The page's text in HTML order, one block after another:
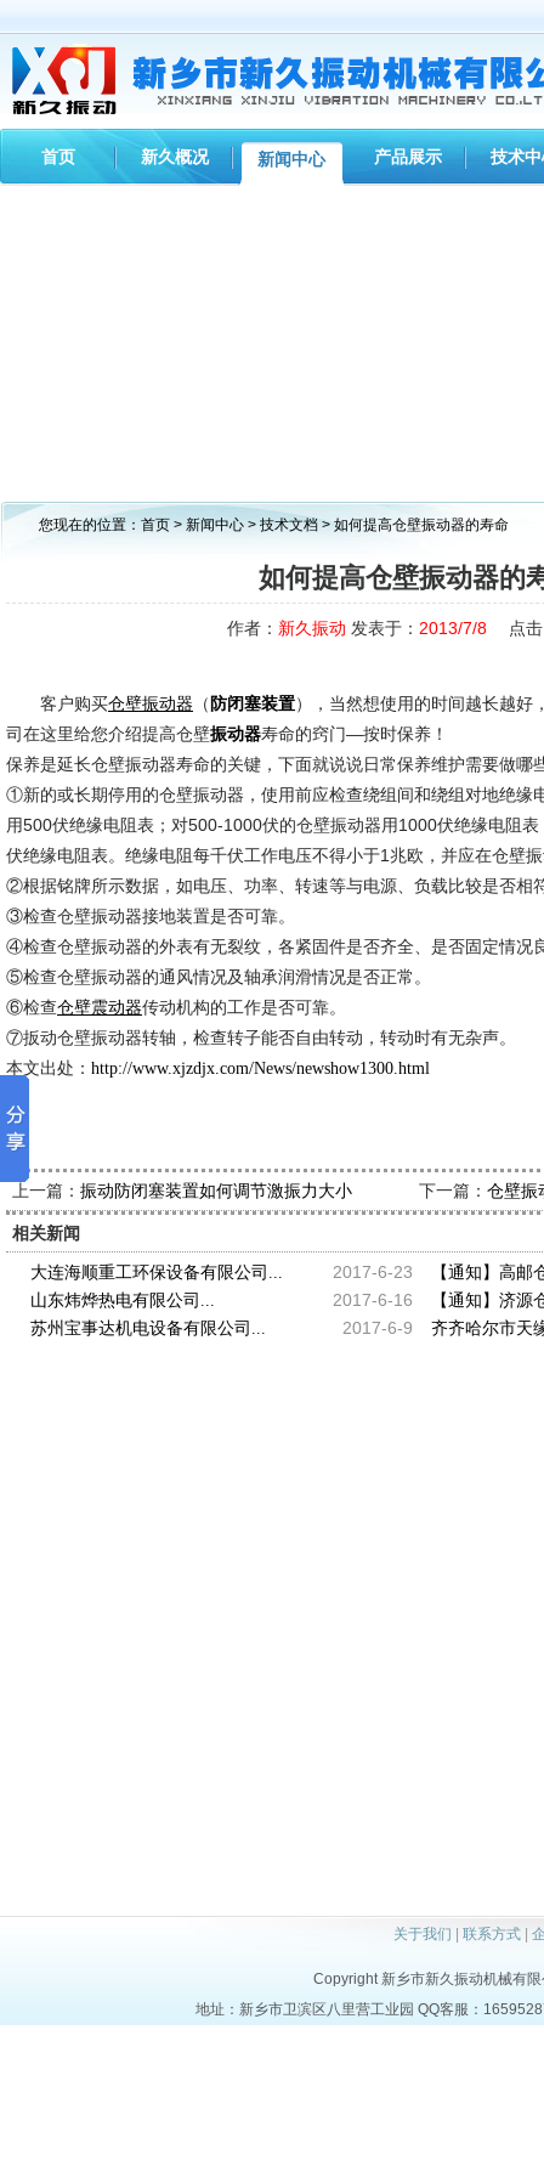
首页 新久概况 新闻中心 产品展示 技术
您现在的位置： 首页 > 新闻中心 > 技术文档 > 如何提高仓壁振动器的寿命
如何提高仓壁振动器的
作者： 新久振动 发表于： 2013/7/8 点击
客户购买仓壁振动器 （ 防闭塞装置），当然想使用的时间越长越好
司在这里给您介绍提高仓壁振动器寿命的窍门—按时保养！
保养是延长仓壁振动器寿命的关键，下面就说说日常保养维护需要做哪
①新的或长期停用的仓壁振动器，使用前应检查绕组间和绕组对地绝缘
用500伏绝缘电阻表；对500-1000伏的仓壁振动器用1000伏绝缘电阻
伏绝缘电阻表。绝缘电阻每千伏工作电压不得小于1兆欧，并应在仓壁
②根据铭牌所示数据，如电压、功率、转速等与电源、负载比较是否相
③检查仓壁振动器接地装置是否可靠。
④检查仓壁振动器的外表有无裂纹，各紧固件是否齐全、是否固定情况
⑤检查仓壁振动器的通风情况及轴承润滑情况是否正常。
⑥检查仓壁震动器传动机构的工作是否可靠。
⑦扳动仓壁振动器转轴，检查转子能否自由转动，转动时有无杂声。
本文出处： http://www.xjzdjx.com/News/newshow1300.html
上一篇： 振动防闭塞装置如何调节激振力大小 下一篇： 仓壁振
相关新闻
2017-6-23
大连海顺重工环保设备有限公司... 【通知】高邮
2017-6-16
山东炜烨热电有限公司... 【通知】济源
2017-6-9
苏州宝事达机电设备有限公司... 齐齐哈尔市天
关于我们 | 联系方式|
Copyright 新乡市新久振动机械有
地址：新乡市卫滨区八里营工业园 QQ客服：